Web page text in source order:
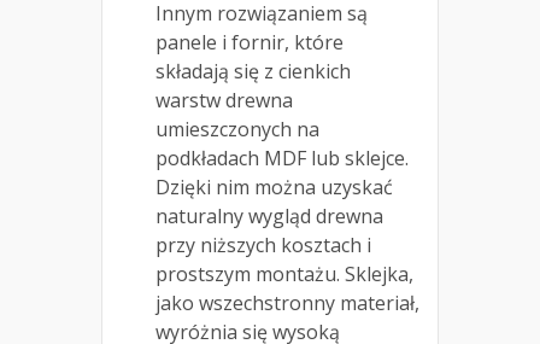
Innym rozwiązaniem są
panele i fornir, które
składają się z cienkich
warstw drewna
umieszczonych na
podkładach MDF lub sklejce.
Dzięki nim można uzyskać
naturalny wygląd drewna
przy niższych kosztach i
prostszym montażu. Sklejka,
jako wszechstronny materiał,
wyróżnia się wysoką